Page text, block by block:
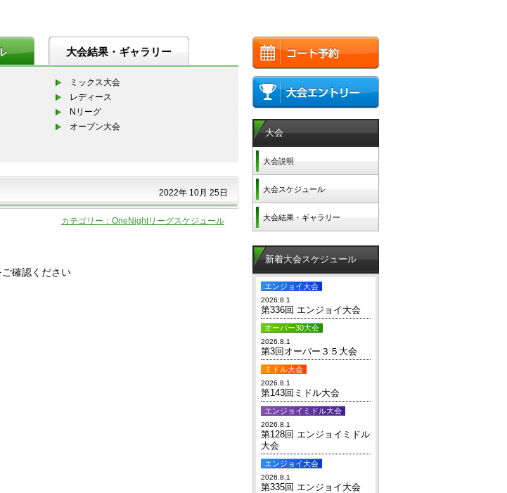
大会結果・ギャラリー
ミックス大会
レディース
Nリーグ
オープン大会
2022年 10月 25日
カテゴリー：OneNightリーグスケジュール
確認ください
大会
大会説明
大会スケジュール
大会結果・ギャラリー
新着大会スケジュール
エンジョイ大会
2026.8.1
第336回 エンジョイ大会
オーバー30大会
2026.8.1
第3回オーバー３５大会
ミドル大会
2026.8.1
第143回ミドル大会
エンジョイミドル大会
2026.8.1
第128回 エンジョイミドル
大会
エンジョイ大会
2026.8.1
第335回 エンジョイ大会